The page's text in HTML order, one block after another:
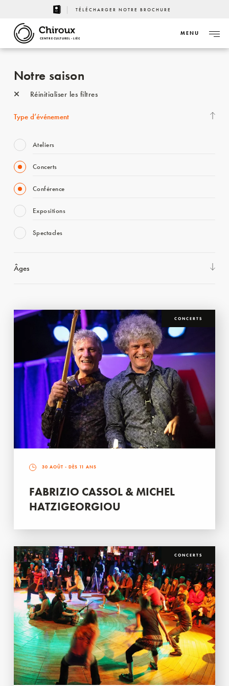
TÉLÉCHARGER NOTRE BROCHURE
CENTRE CULTUREL - LIÈGE
MENU
Notre saison
Réinitialiser les filtres
Type d’événement
Ateliers
Concerts
Conférence
Expositions
Spectacles
Âges
CONCERTS
30 AOÛT - DÈS 11 ANS
FABRIZIO CASSOL & MICHEL
HATZIGEORGIOU
CONCERTS